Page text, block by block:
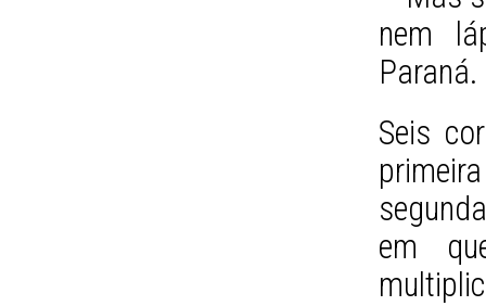
nem
Paraná.
Seis
em